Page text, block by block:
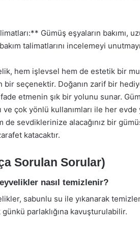
Gümüş eşyaların bakımı,
talimatlarını incelemeyi
hem işlevsel hem de estetik bir
seçenektir. Doğanın zarif bir
etmenin şık bir yolunu sunar.
ve çok yönlü kullanımları ile her
de sevdiklerinize alacağınız bir
katacaktır.
Sorulan Sorular)
nasıl temizlenir?
sabunlu su ile yıkanarak
günkü parlaklığına kavuşturulabilir.